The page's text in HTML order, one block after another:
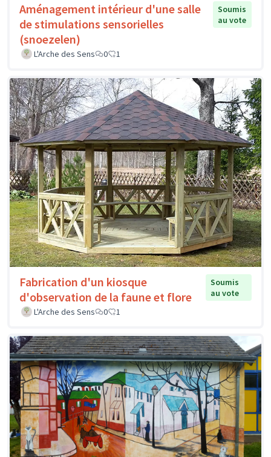
Aménagement intérieur d'une salle
de stimulations sensorielles
(snoezelen)
Soumis
au vote
L'Arche des Sens 0 1
Fabrication d'un kiosque
d'observation de la faune et flore
Soumis
au vote
L'Arche des Sens
0 1